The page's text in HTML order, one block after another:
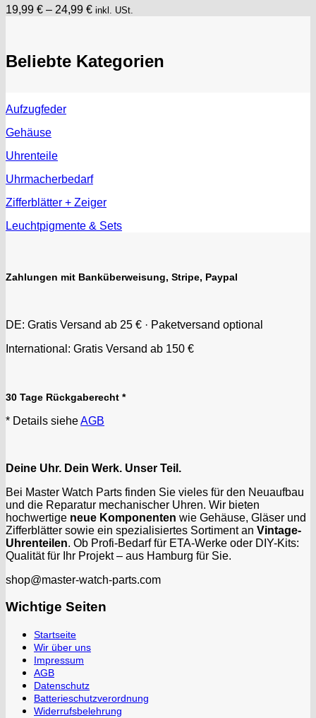
19,99 € – 24,99 € inkl. USt.
Beliebte Kategorien
Aufzugfeder
Gehäuse
Uhrenteile
Uhrmacherbedarf
Zifferblätter + Zeiger
Leuchtpigmente & Sets
Zahlungen mit Banküberweisung, Stripe, Paypal
DE: Gratis Versand ab 25 € · Paketversand optional
International: Gratis Versand ab 150 €
30 Tage Rückgaberecht *
* Details sieheAGB
Deine Uhr. Dein Werk. Unser Teil.
Bei Master Watch Parts finden Sie vieles für den Neuaufbau
und die Reparatur mechanischer Uhren. Wir bieten
hochwertige neue Komponenten wie Gehäuse, Gläser und
Zifferblätter sowie ein spezialisiertes Sortiment an Vintage-
Uhrenteilen. Ob Profi-Bedarf für ETA-Werke oder DIY-Kits:
Qualität für Ihr Projekt – aus Hamburg für Sie.
shop@master-watch-parts.com
Wichtige Seiten
Startseite
Wir über uns
Impressum
AGB
Datenschutz
Batterieschutzverordnung
Widerrufsbelehrung